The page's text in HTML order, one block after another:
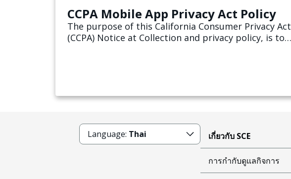
CCPA Mobile App Privacy Act Policy
The purpose of this California Consumer Privacy Act
(CCPA) Notice at Collection and privacy policy, is to
Language: Thai เกี่ยวกับ SCE
การกำกับดูแลกิจการ